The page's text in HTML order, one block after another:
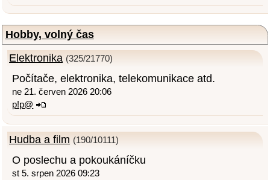
Hobby, volný čas
Elektronika (325/21770)
Počítače, elektronika, telekomunikace atd.
ne 21. červen 2026 20:06
p!p@
Hudba a film (190/10111)
O poslechu a pokoukáníčku
st 5. srpen 2026 09:23